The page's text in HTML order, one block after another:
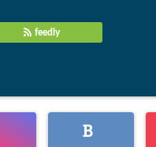
feedly